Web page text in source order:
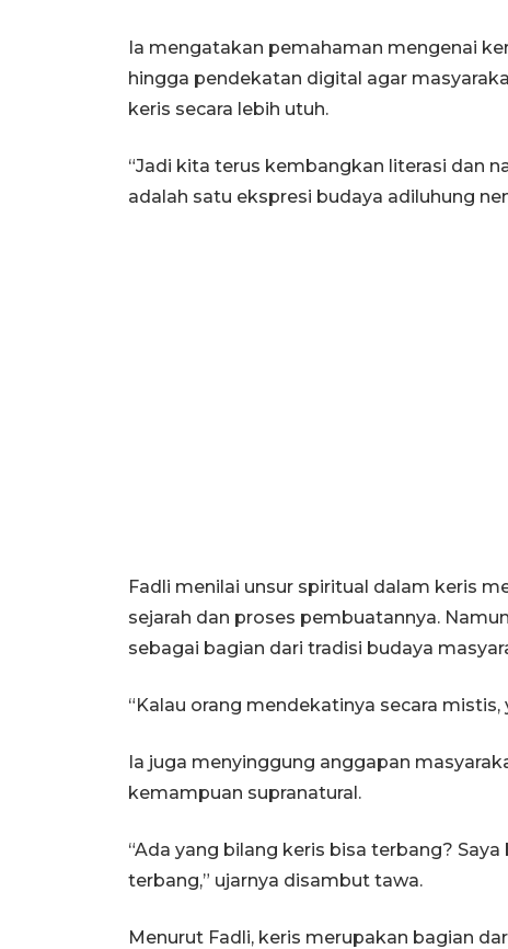
Ia mengatakan pemahaman mengenai
hingga pendekatan digital agar
keris secara lebih utuh.
“Jadi kita terus kembangkan literasi dan
adalah satu ekspresi budaya adiluhung
Fadli menilai unsur spiritual dalam keris
sejarah dan proses pembuatannya.
sebagai bagian dari tradisi budaya
“Kalau orang mendekatinya secara
Ia juga menyinggung anggapan
kemampuan supranatural.
“Ada yang bilang keris bisa terbang?
terbang,” ujarnya disambut tawa.
Menurut Fadli, keris merupakan bagian